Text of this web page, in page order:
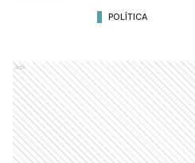
POLÍTICA
Ads